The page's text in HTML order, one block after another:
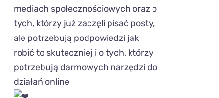
mediach społecznościowych oraz o
tych, którzy już zaczęli pisać posty,
ale potrzebują podpowiedzi jak
robić to skuteczniej i o tych, którzy
potrzebują darmowych narzędzi do
działań online